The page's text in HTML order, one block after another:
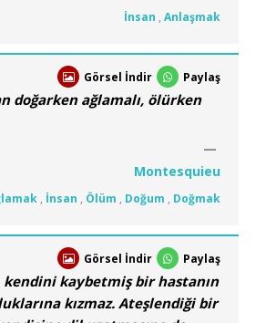
İnsan , Anlaşmak
Görsel İndir Paylaş
doğarken ağlamalı, ölürken
Montesquieu
, İnsan , Ölüm , Doğum , Doğmak
Görsel İndir Paylaş
kendini kaybetmiş bir hastanın
kızmaz. Ateşlendiği bir